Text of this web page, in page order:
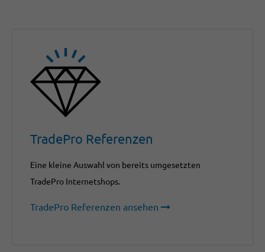
TradePro Referenzen
Eine kleine Auswahl von bereits umgesetzten
TradePro Internetshops.
TradePro Referenzen ansehen